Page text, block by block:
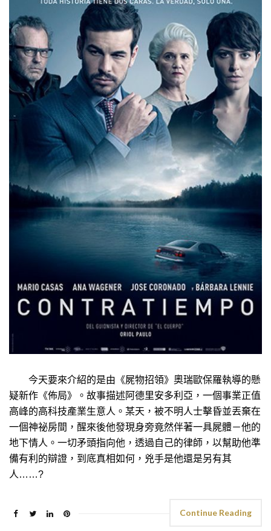
今天要來介紹的是由《屍物招領》奧瑞歐保羅執導的懸
疑新作《佈局》。故事描述阿德里安多利亞，一個事業正值
高峰的高科技產業生意人。某天，被不明人士擊昏並丟棄在
一個神祕房間，醒來後他發現身旁竟然伴著一具屍體－他的
地下情人。一切矛頭指向他，透過自己的律師，以幫助他準
備有利的辯證，到底真相如何，兇手是他還是另有其
人……?
Continue Reading